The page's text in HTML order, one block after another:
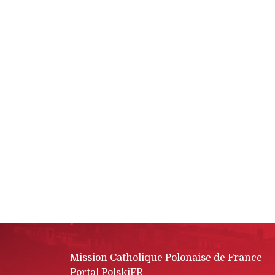
Mission Catholique Polonaise de France
Portal PolskiFR